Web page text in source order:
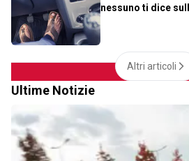
nessuno ti dice
Altri articoli
Ultime Notizie